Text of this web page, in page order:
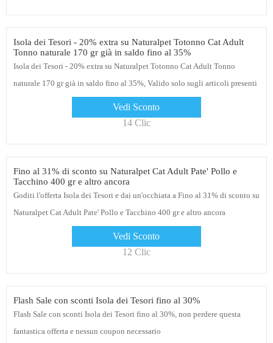
Isola dei Tesori - 20% extra su Naturalpet Totonno Cat Adult
Tonno naturale 170 gr già in saldo fino al 35%
Isola dei Tesori - 20% extra su Naturalpet Totonno Cat Adult Tonno
naturale 170 gr già in saldo fino al 35%, Valido solo sugli articoli presenti
Vedi Sconto
14 Clic
Fino al 31% di sconto su Naturalpet Cat Adult Pate' Pollo e
Tacchino 400 gr e altro ancora
Goditi l'offerta Isola dei Tesori e dai un'occhiata a Fino al 31% di sconto su
Naturalpet Cat Adult Pate' Pollo e Tacchino 400 gr e altro ancora
Vedi Sconto
12 Clic
Flash Sale con sconti Isola dei Tesori fino al 30%
Flash Sale con sconti Isola dei Tesori fino al 30%, non perdere questa
fantastica offerta e nessun coupon necessario